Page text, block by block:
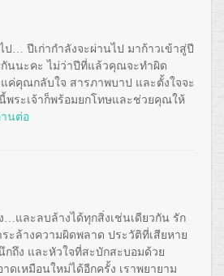
ป… ปีเก่ากำลังจะผ่านไป มาก้าวเข้าสู่ปี
นนะคะ ไม่ว่าปีที่แล้วคุณจะทำผิด
ค่คุณกลับใจ สารภาพบาป และตั้งใจจะ
พระเจ้าก็พร้อมยกโทษและช่วยคุณให้
านต่อ
…และลบล้างได้ทุกสิ่งเช่นเดียวกัน รัก
ะล้างความผิดพลาด ประวัติที่เสียหาย
กถึง และหัวใจที่สะบักสะบอมด้วย
ดเหมือนใหม่ได้อีกครั้ง เราพยายาม